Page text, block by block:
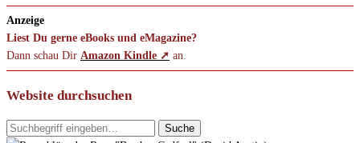
Anzeige
Liest Du gerne eBooks und eMagazine?
Dann schau Dir Amazon Kindle ➚ an.
Website durchsuchen